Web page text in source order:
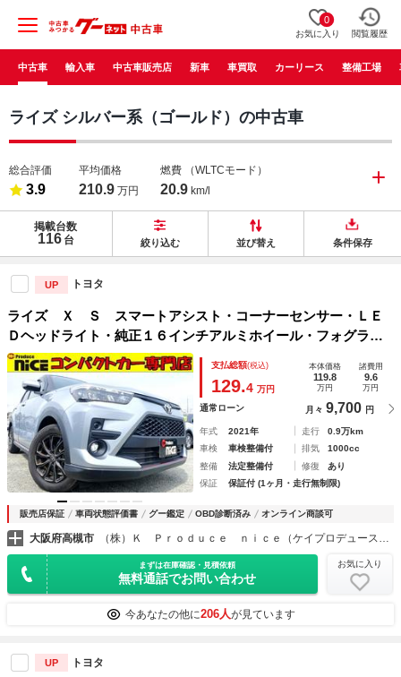
0
お気に入り 閲覧履歴
中古車 輸入車 中古車販売店 新車 車買取 カーリース 整備工場
ライズ シルバー系（ゴールド）の中古車
総合評価
3.9
平均価格
210.9 万円
燃費 （WLTCモード）
20.9 km/l
掲載台数
116 台 絞り込む 並び替え 条件保存
UP トヨタ
ライズ Ｘ Ｓ スマートアシスト・コーナーセンサー・ＬＥ
Ｄヘッドライト・純正１６インチアルミホイール・フォグラン
プ・ドライブレコーダー・プッシュスタート・アイドリングス
トップ・レーンキープ・スマートキー・オートライト
支払総額(税込)
129.4 万円
本体価格
119.8
万円
諸費用
9.6
万円
通常ローン 月々 9,700 円
年式 2021年 走行
0.9万km
車検
車検整備付 排気
1000cc
整備
法定整備付 修復
あり
保証
保証付 (1ヶ月・走行無制限)
販売店保証 車両状態評価書 グー鑑定 OBD診断済み オンライン商談可
大阪府高槻市 （株）Ｋ Ｐｒｏｄｕｃｅ ｎｉｃｅ（ケイプロデュースナイス）プリウス・コンパクトカー専門店
まずは在庫確認・見積依頼
無料通話でお問い合わせ
お気に入り
今あなたの他に206人が見ています
UP トヨタ